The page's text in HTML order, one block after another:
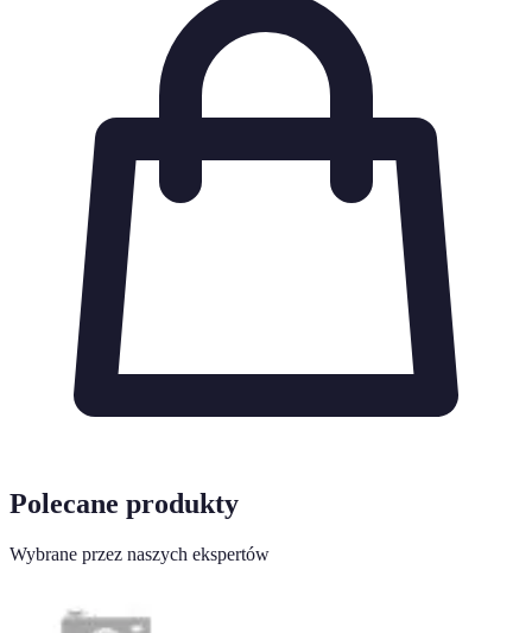
Polecane produkty
Wybrane przez naszych ekspertów